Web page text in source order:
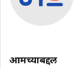
आमच्याबद्दल